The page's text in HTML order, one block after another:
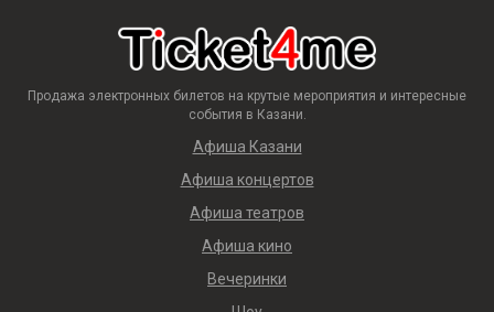
Продажа электронных билетов на крутые мероприятия и интересные
события в Казани.
Афиша Казани
Афиша концертов
Афиша театров
Афиша кино
Вечеринки